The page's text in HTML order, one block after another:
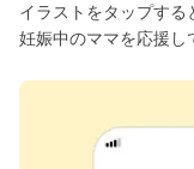
イラストをタップする
妊娠中のママを応援し